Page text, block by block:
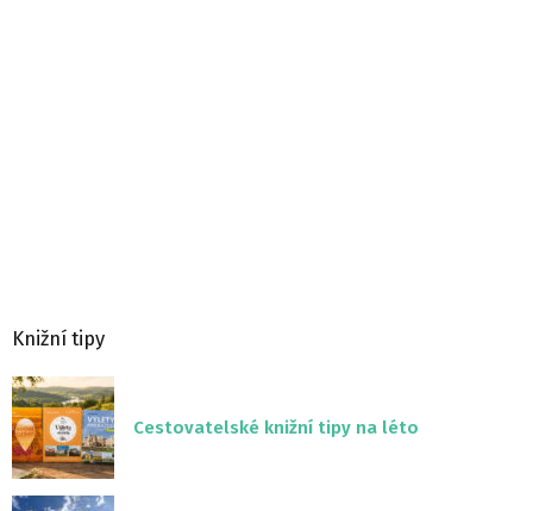
Knižní tipy
Cestovatelské knižní tipy na léto